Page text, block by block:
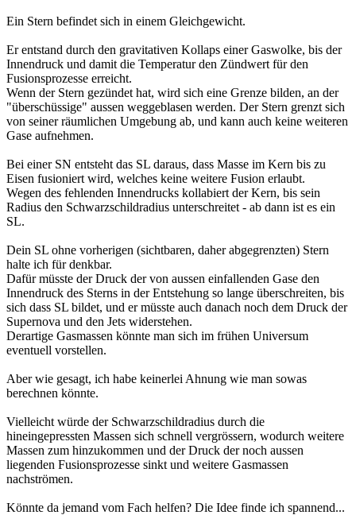
Ein Stern befindet sich in einem Gleichgewicht.
Er entstand durch den gravitativen Kollaps einer Gaswolke, bis der
Innendruck und damit die Temperatur den Zündwert für den
Fusionsprozesse erreicht.
Wenn der Stern gezündet hat, wird sich eine Grenze bilden, an der
"überschüssige" aussen weggeblasen werden. Der Stern grenzt sich
von seiner räumlichen Umgebung ab, und kann auch keine weiteren
Gase aufnehmen.
Bei einer SN entsteht das SL daraus, dass Masse im Kern bis zu
Eisen fusioniert wird, welches keine weitere Fusion erlaubt.
Wegen des fehlenden Innendrucks kollabiert der Kern, bis sein
Radius den Schwarzschildradius unterschreitet - ab dann ist es ein
SL.
Dein SL ohne vorherigen (sichtbaren, daher abgegrenzten) Stern
halte ich für denkbar.
Dafür müsste der Druck der von aussen einfallenden Gase den
Innendruck des Sterns in der Entstehung so lange überschreiten, bis
sich dass SL bildet, und er müsste auch danach noch dem Druck der
Supernova und den Jets widerstehen.
Derartige Gasmassen könnte man sich im frühen Universum
eventuell vorstellen.
Aber wie gesagt, ich habe keinerlei Ahnung wie man sowas
berechnen könnte.
Vielleicht würde der Schwarzschildradius durch die
hineingepressten Massen sich schnell vergrössern, wodurch weitere
Massen zum hinzukommen und der Druck der noch aussen
liegenden Fusionsprozesse sinkt und weitere Gasmassen
nachströmen.
Könnte da jemand vom Fach helfen? Die Idee finde ich spannend...